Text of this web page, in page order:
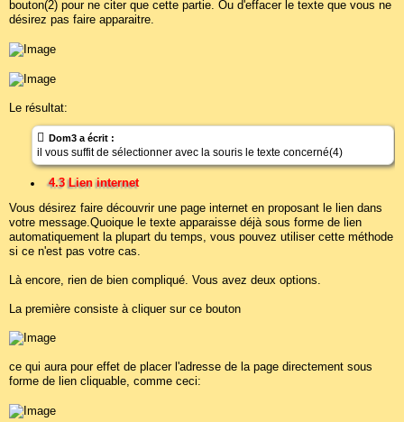
bouton(2) pour ne citer que cette partie. Ou d'effacer le texte que vous ne
désirez pas faire apparaitre.
Le résultat:
Dom3 a écrit :
il vous suffit de sélectionner avec la souris le texte concerné(4)
4.3 Lien internet
Vous désirez faire découvrir une page internet en proposant le lien dans
votre message.Quoique le texte apparaisse déjà sous forme de lien
automatiquement la plupart du temps, vous pouvez utiliser cette méthode
si ce n'est pas votre cas.
Là encore, rien de bien compliqué. Vous avez deux options.
La première consiste à cliquer sur ce bouton
ce qui aura pour effet de placer l'adresse de la page directement sous
forme de lien cliquable, comme ceci: